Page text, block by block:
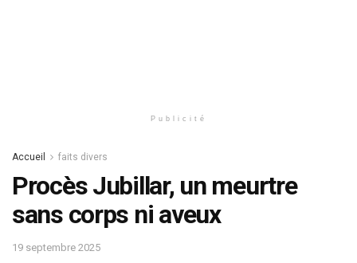
Publicité
Accueil faits divers
Procès Jubillar, un meurtre
sans corps ni aveux
19 septembre 2025